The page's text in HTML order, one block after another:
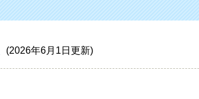
2026年6月1日更新